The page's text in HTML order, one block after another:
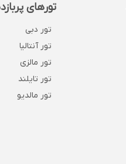
تورهای
تور دبی
تور آنتالیا
تور مالزی
تور تایلند
تور مالدیو